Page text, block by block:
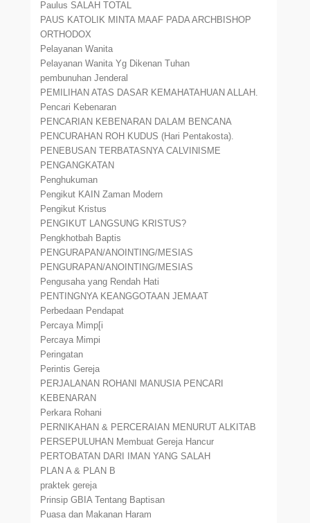
Paulus SALAH TOTAL
PAUS KATOLIK MINTA MAAF PADA ARCHBISHOP
ORTHODOX
Pelayanan Wanita
Pelayanan Wanita Yg Dikenan Tuhan
pembunuhan Jenderal
PEMILIHAN ATAS DASAR KEMAHATAHUAN ALLAH.
Pencari Kebenaran
PENCARIAN KEBENARAN DALAM BENCANA
PENCURAHAN ROH KUDUS (Hari Pentakosta).
PENEBUSAN TERBATASNYA CALVINISME
PENGANGKATAN
Penghukuman
Pengikut KAIN Zaman Modern
Pengikut Kristus
PENGIKUT LANGSUNG KRISTUS?
Pengkhotbah Baptis
PENGURAPAN/ANOINTING/MESIAS
PENGURAPAN/ANOINTING/MESIAS
Pengusaha yang Rendah Hati
PENTINGNYA KEANGGOTAAN JEMAAT
Perbedaan Pendapat
Percaya Mimp[i
Percaya Mimpi
Peringatan
Perintis Gereja
PERJALANAN ROHANI MANUSIA PENCARI
KEBENARAN
Perkara Rohani
PERNIKAHAN & PERCERAIAN MENURUT ALKITAB
PERSEPULUHAN Membuat Gereja Hancur
PERTOBATAN DARI IMAN YANG SALAH
PLAN A & PLAN B
praktek gereja
Prinsip GBIA Tentang Baptisan
Puasa dan Makanan Haram